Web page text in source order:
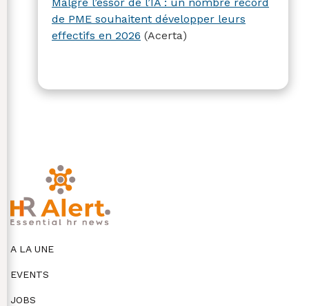
de PME souhaitent développer leurs
effectifs en 2026 (Acerta)
A LA UNE
EVENTS
JOBS